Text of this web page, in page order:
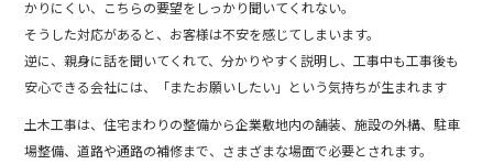
かりにくい、こちらの要望をしっかり聞いてくれない。
そうした対応があると、お客様は不安を感じてしまいます。
逆に、親身に話を聞いてくれて、分かりやすく説明し、工事中も工事後も
安心できる会社には、「またお願いしたい」という気持ちが生まれます
土木工事は、住宅まわりの整備から企業敷地内の舗装、施設の外構、駐車
場整備、道路や通路の補修まで、さまざまな場面で必要とされます。